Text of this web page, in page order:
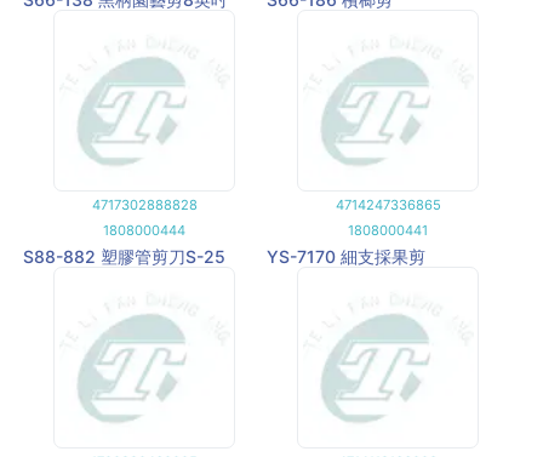
4717302888828
1808000444
S88-882 塑膠管剪刀S-25
4714247336865
1808000441
YS-7170 細支採果剪